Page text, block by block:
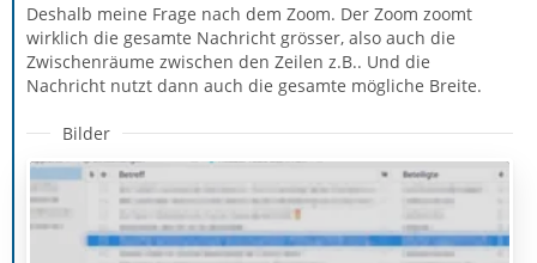
Deshalb meine Frage nach dem Zoom. Der Zoom zoomt
wirklich die gesamte Nachricht grösser, also auch die
Zwischenräume zwischen den Zeilen z.B.. Und die
Nachricht nutzt dann auch die gesamte mögliche Breite.
Bilder